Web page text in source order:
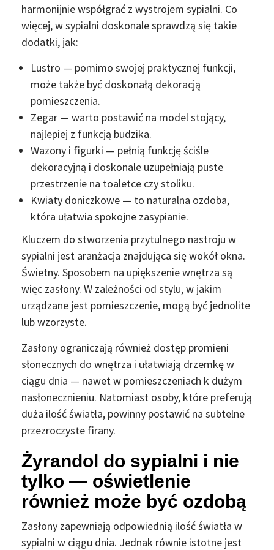
harmonijnie współgrać z wystrojem sypialni. Co
więcej, w sypialni doskonale sprawdzą się takie
dodatki, jak:
Lustro — pomimo swojej praktycznej funkcji,
może także być doskonałą dekoracją
pomieszczenia.
Zegar — warto postawić na model stojący,
najlepiej z funkcją budzika.
Wazony i figurki — pełnią funkcję ściśle
dekoracyjną i doskonale uzupełniają puste
przestrzenie na toaletce czy stoliku.
Kwiaty doniczkowe — to naturalna ozdoba,
która ułatwia spokojne zasypianie.
Kluczem do stworzenia przytulnego nastroju w
sypialni jest aranżacja znajdująca się wokół okna.
Świetny. Sposobem na upiększenie wnętrza są
więc zasłony. W zależności od stylu, w jakim
urządzane jest pomieszczenie, mogą być jednolite
lub wzorzyste.
Zasłony ograniczają również dostęp promieni
słonecznych do wnętrza i ułatwiają drzemkę w
ciągu dnia — nawet w pomieszczeniach k dużym
nasłonecznieniu. Natomiast osoby, które preferują
duża ilość światła, powinny postawić na subtelne
przezroczyste firany.
Żyrandol do sypialni i nie
tylko — oświetlenie
również może być ozdobą
Zasłony zapewniają odpowiednią ilość światła w
sypialni w ciągu dnia. Jednak równie istotne jest